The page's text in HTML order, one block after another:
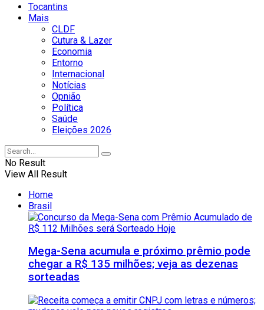
Tocantins
Mais
CLDF
Cutura & Lazer
Economia
Entorno
Internacional
Notícias
Opnião
Política
Saúde
Eleições 2026
No Result
View All Result
Home
Brasil
Mega-Sena acumula e próximo prêmio pode
chegar a R$ 135 milhões; veja as dezenas
sorteadas